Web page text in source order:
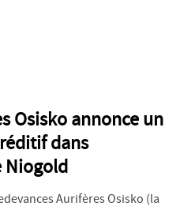
Osisko annonce un
dans
Niogold
Aurifères Osisko (la